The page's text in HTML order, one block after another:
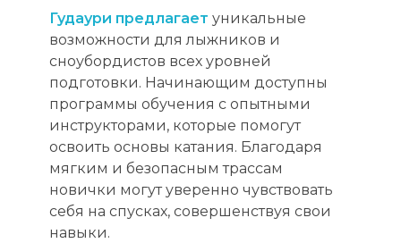
Гудаури предлагает уникальные
возможности для лыжников и
сноубордистов всех уровней
подготовки. Начинающим доступны
программы обучения с опытными
инструкторами, которые помогут
освоить основы катания. Благодаря
мягким и безопасным трассам
новички могут уверенно чувствовать
себя на спусках, совершенствуя свои
навыки.